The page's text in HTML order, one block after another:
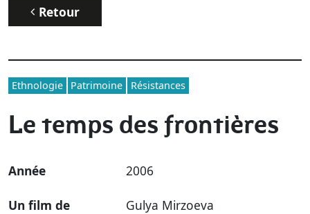
Retour
Ethnologie Patrimoine Résistances
Le temps des frontières
Année 2006
Un film de Gulya Mirzoeva